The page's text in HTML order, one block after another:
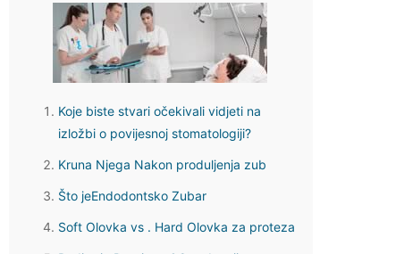
Koje biste stvari očekivali vidjeti na
izložbi o povijesnoj stomatologiji?
Kruna Njega Nakon produljenja zub
Što jeEndodontsko Zubar
Soft Olovka vs . Hard Olovka za proteza